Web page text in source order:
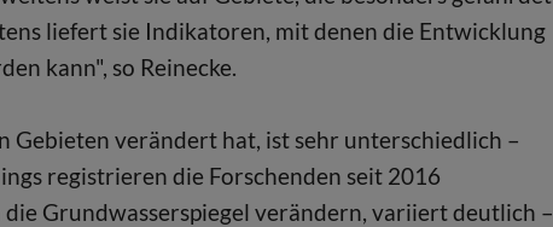
liefert sie Indikatoren, mit denen die Entwicklung
kann", so Reinecke.
Gebieten verändert hat, ist sehr unterschiedlich –
registrieren die Forschenden seit 2016
Grundwasserspiegel verändern, variiert deutlich –